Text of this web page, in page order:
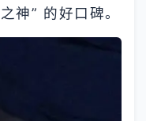
神” 的好口碑。